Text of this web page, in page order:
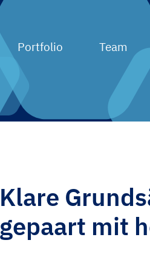
Portfolio Team
Klare
gepaart mit